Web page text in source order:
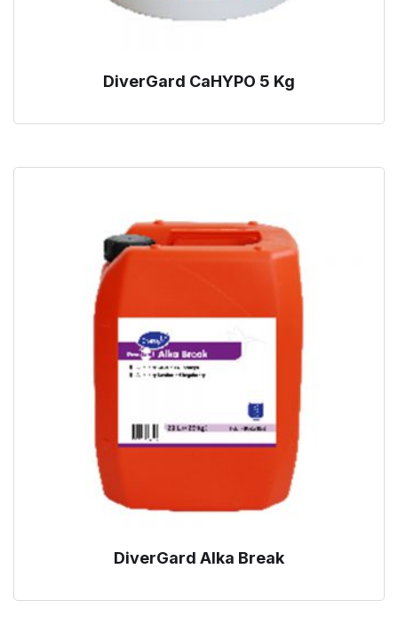
DiverGard CaHYPO 5 Kg
DiverGard Alka Break